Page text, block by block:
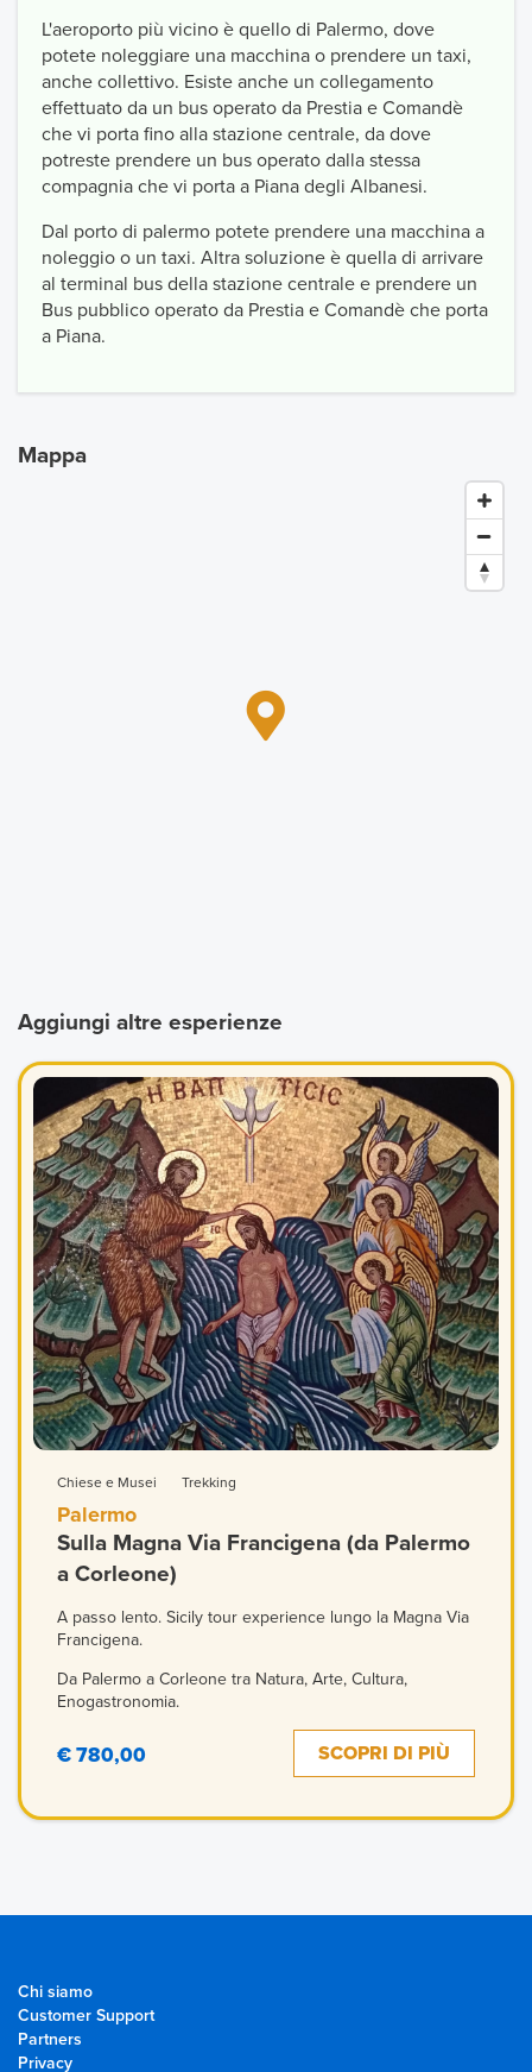
L'aeroporto più vicino è quello di Palermo, dove
potete noleggiare una macchina o prendere un taxi,
anche collettivo. Esiste anche un collegamento
effettuato da un bus operato da Prestia e Comandè
che vi porta fino alla stazione centrale, da dove
potreste prendere un bus operato dalla stessa
compagnia che vi porta a Piana degli Albanesi.
Dal porto di palermo potete prendere una macchina a
noleggio o un taxi. Altra soluzione è quella di arrivare
al terminal bus della stazione centrale e prendere un
Bus pubblico operato da Prestia e Comandè che porta
a Piana.
Mappa
Aggiungi altre esperienze
Chiese e Musei Trekking
Palermo
Sulla Magna Via Francigena (da Palermo
a Corleone)
A passo lento. Sicily tour experience lungo la Magna Via
Francigena.
Da Palermo a Corleone tra Natura, Arte, Cultura,
Enogastronomia.
€ 780,00 SCOPRI DI PIÙ
Chi siamo
Customer Support
Partners
Privacy